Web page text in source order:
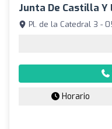
Junta De Castilla Y
Pl. de la Catedral 3 -
Horario